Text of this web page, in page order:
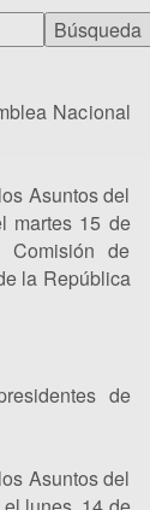
Nacional
Asuntos del
martes 15 de
de
la República
de
Asuntos del